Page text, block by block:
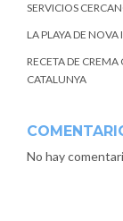
SERVICIOS
LA PLAYA DE
RECETA DE
CATALUNYA
No hay